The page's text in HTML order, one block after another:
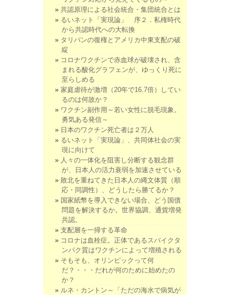
共認原理による社会統合・集団統合とは
るいネット「実現論」 序２．私権時代
から共認時代への大転換
タリバンの復権とアメリカ中東支配の破
綻
コロナワクチンで赤血球が破壊され、含
まれる酸化グラフェンが、ゆっくり死に
至らしめる
家庭虐待が激増（20年で16.7倍）してい
るのは何故か？
ワクチン副作用～若い女性に脱毛現象。
勇気ある発信～
日本のワクチン死亡者は２万人
るいネット「実現論」、共同体社会の実
現に向けて
人々の一体化を阻害し分断する観念群
が、日本人の活力衰弱を加速させている
敗北を重ねてきた日本人の縄文体質（順
応・同調性）、どうしたら勝てるか？
国家紙幣を導入できない場合、どう国債
問題を解決するか。世界協調、通貨増発
共認。
支配層を一掃する革命
コロナは血栓症。正体であるスパイクタ
ンパク質はワクチンによって増殖される
そもそも、オリンピックって何
だ？・・・だれが何のために始めたの
か？
ルネ・カントン～「ただの海水で病気が